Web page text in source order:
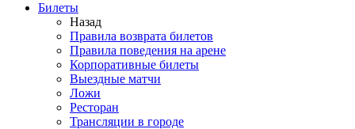
Билеты
Назад
Правила возврата билетов
Правила поведения на арене
Корпоративные билеты
Выездные матчи
Ложи
Ресторан
Трансляции в городе